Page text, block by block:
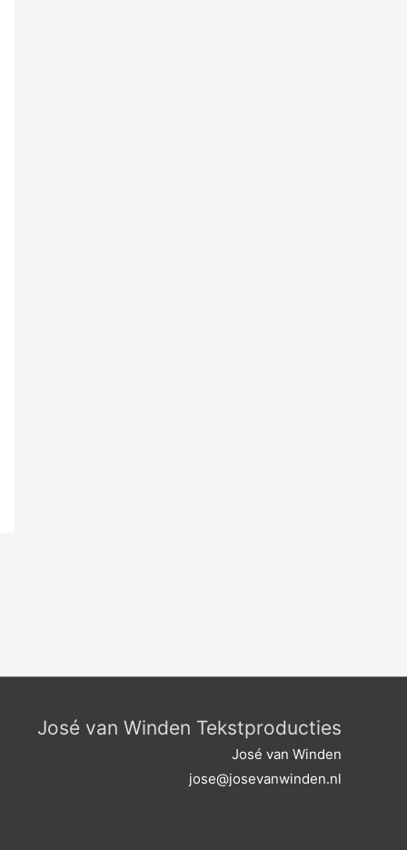
José van Winden Tekstproducties
José van Winden
jose@josevanwinden.nl